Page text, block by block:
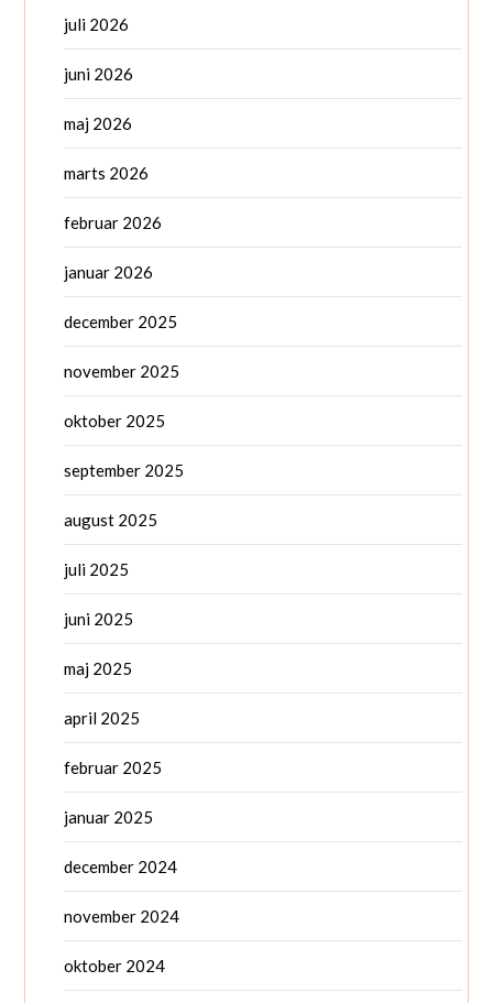
juli 2026
juni 2026
maj 2026
marts 2026
februar 2026
januar 2026
december 2025
november 2025
oktober 2025
september 2025
august 2025
juli 2025
juni 2025
maj 2025
april 2025
februar 2025
januar 2025
december 2024
november 2024
oktober 2024